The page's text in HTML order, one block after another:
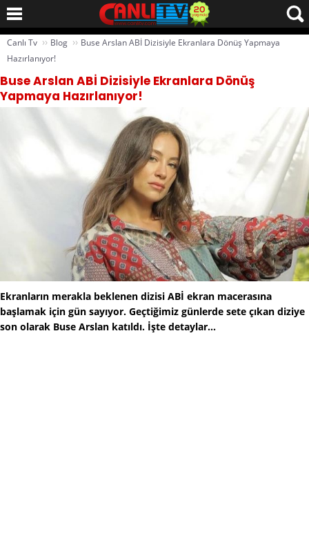
Canlı Tv ›› Blog ›› Buse Arslan ABİ Dizisiyle Ekranlara Dönüş Yapmaya
Hazırlanıyor!
Buse Arslan ABİ Dizisiyle Ekranlara Dönüş
Yapmaya Hazırlanıyor!
Ekranların merakla beklenen dizisi ABİ ekran macerasına
başlamak için gün sayıyor. Geçtiğimiz günlerde sete çıkan diziye
son olarak Buse Arslan katıldı. İşte detaylar...